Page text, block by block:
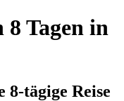
Tagen in
8-tägige Reise